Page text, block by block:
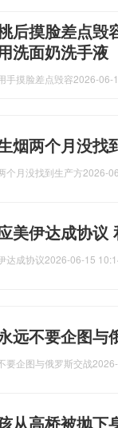
后摸脸差点毁
洗面奶洗手液
手摸脸差点毁容2026-06-
烟两个月没找
个月没找到生产方2026-
美伊达成协议
达成协议2026-06-15
远不要企图与
要企图与俄罗斯交战
从高桥被抛下